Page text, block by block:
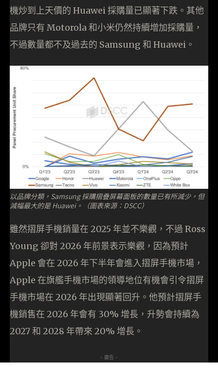
機炒到上天價的 Huawei 採購量已顯著下跌。其他
品牌只有 Motorola 和小米仍然持續增加採購量，
不過數量都不及過去的 Samsung 和 Huawei。
以品牌分類，Samsung 採購摺疊屏幕面板的數量已有所減少，但
減幅最大的是 Huawei。（圖表來源：DSCC）
雖然摺屏手機銷量在 2025 年並不樂觀，不過 Ross
Young 卻對 2026 年前景表示樂觀，因為預計
Apple 會在 2026 年下半年會進入摺屏手機市場，
Apple 在旗艦手機市場的領導地位有機會引令摺屏
手機市場在 2026 年出現顯著回升。他預計摺屏手
機銷售在 2026 年會有 30% 增長，升勢會持續為
2027 和 2028 年帶來 20% 增長。
- 廣告 -